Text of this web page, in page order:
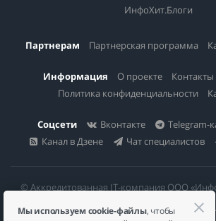
ИнфоХит.Блоги
Партнерам Партнерская программа
Информация О проекте Контакты
Политика конфиденциальности
Соцсети Вконтакте Telegram-
Канал в Дзене
Чат специалистов
© Аккредитованная IT-компания ООО
Общество с ограниченной
Мы используем cookie-файлы, чтобы